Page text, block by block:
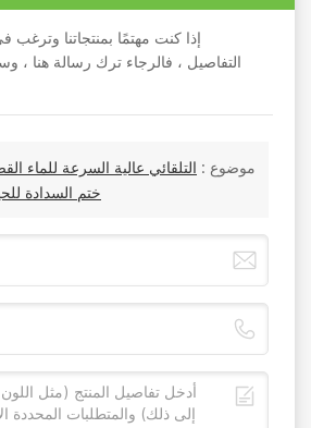
إذا كنت مهتمًا بمنتجاتنا
التفاصيل ، فالرجاء ترك رسالة هنا ،
موضوع : التلقائي عالية السرعة للماء
ختم السدادة